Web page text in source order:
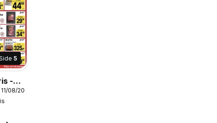
5
-
08/2026